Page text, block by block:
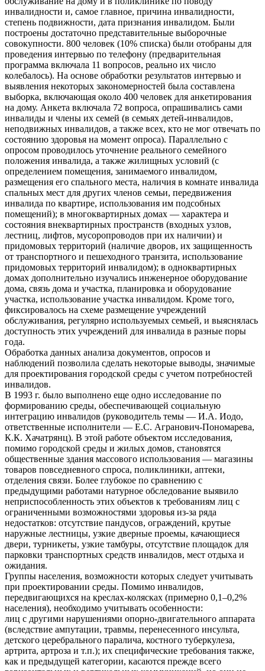
инвалидности и, самое главное, причина инвалидности,
степень подвижности, дата признания инвалидом. Были
построены достаточно представительные выборочные
совокупности. 800 человек (10% списка) были отобраны для
проведения интервью по телефону (предварительная
программа включала 11 вопросов, реально их число
колебалось). На основе обработки результатов интервью и
выявления некоторых закономерностей была составлена
выборка, включающая около 400 человек для анкетирования
на дому. Анкета включала 72 вопроса, опрашивались сами
инвалиды и члены их семей (в семьях детей-инвалидов,
неподвижных инвалидов, а также всех, кто не мог отвечать по
состоянию здоровья на момент опроса). Параллельно с
опросом проводилось уточнение реального семейного
положения инвалида, а также жилищных условий (с
определением помещения, занимаемого инвалидом,
размещения его спального места, наличия в комнате инвалида
спальных мест для других членов семьи, передвижения
инвалида по квартире, использования им подсобных
помещений); в многоквартирных домах — характера и
состояния внеквартирных пространств (входных узлов,
лестниц, лифтов, мусоропроводов при их наличии) и
придомовых территорий (наличие дворов, их защищенность
от транспортного и пешеходного транзита, использование
придомовых территорий инвалидом); в одноквартирных
домах дополнительно изучались инженерное оборудование
дома, связь дома и участка, планировка и оборудование
участка, использование участка инвалидом. Кроме того,
фиксировалось на схеме размещение учреждений
обслуживания, регулярно используемых семьей, и выяснялась
доступность этих учреждений для инвалида в разные поры
года.
Обработка данных анализа документов, опросов и
наблюдений позволила сделать некоторые выводы, значимые
для проектирования городской среды с учетом потребностей
инвалидов.
В 1993 г. было выполнено еще одно исследование по
формированию среды, обеспечивающей социальную
интеграцию инвалидов (руководитель темы — И.А. Иодо,
ответственные исполнители — Е.С. Агранович-Пономарева,
К.К. Хачатрянц). В этой работе объектом исследования,
помимо городской среды и жилых домов, становятся
общественные здания массового использования — магазины
товаров повседневного спроса, поликлиники, аптеки,
отделения связи. Более глубокое по сравнению с
предыдущими работами натурное обследование выявило
неприспособленность этих объектов к требованиям лиц с
ограниченными возможностями здоровья из-за ряда
недостатков: отсутствие пандусов, ограждений, крутые
наружные лестницы, узкие дверные проемы, качающиеся
двери, турникеты, узкие тамбуры, отсутствие площадок для
парковки транспортных средств инвалидов, мест отдыха и
ожидания.
Группы населения, возможности которых следует учитывать
при проектировании среды. Помимо инвалидов,
передвигающихся на креслах-колясках (примерно 0,1–0,2%
населения), необходимо учитывать особенности:
лиц с другими нарушениями опорно-двигательного аппарата
(вследствие ампутации, травмы, перенесенного инсульта,
детского церебрального паралича, костного туберкулеза,
артрита, артроза и т.п.); их специфические требования также,
как и предыдущей категории, касаются прежде всего